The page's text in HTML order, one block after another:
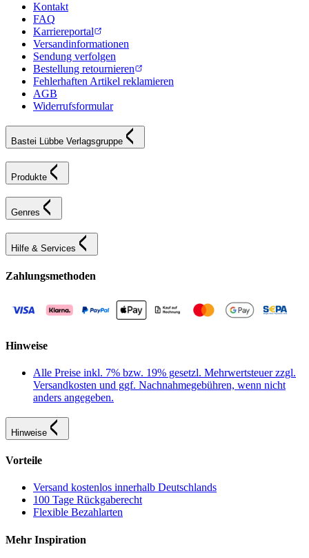
Kontakt
FAQ
Karriereportal
Versandinformationen
Sendung verfolgen
Bestellung retournieren
Fehlerhaften Artikel reklamieren
AGB
Widerrufsformular
Bastei Lübbe Verlagsgruppe
Produkte
Genres
Hilfe & Services
Zahlungsmethoden
Hinweise
Alle Preise inkl. 7% bzw. 19% gesetzl. Mehrwertsteuer zzgl.
Versandkosten und ggf. Nachnahmegebühren, wenn nicht
anders angegeben.
Hinweise
Vorteile
Versand kostenlos innerhalb Deutschlands
100 Tage Rückgaberecht
Flexible Bezahlarten
Mehr Inspiration